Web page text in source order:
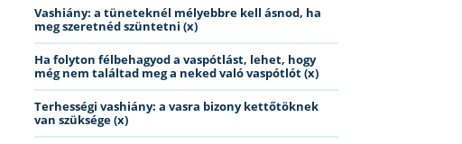
Vashiány: a tüneteknél mélyebbre kell ásnod, ha
meg szeretnéd szüntetni (x)
Ha folyton félbehagyod a vaspótlást, lehet, hogy
még nem találtad meg a neked való vaspótlót (x)
Terhességi vashiány: a vasra bizony kettőtöknek
van szüksége (x)